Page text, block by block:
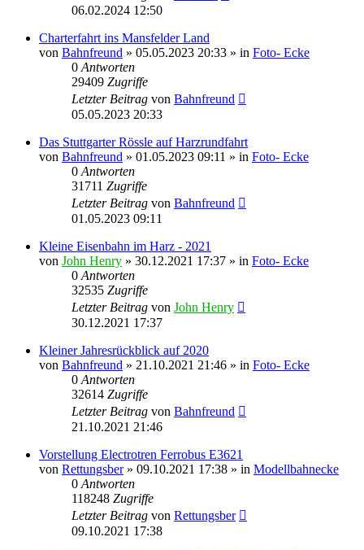
06.02.2024 12:50
Charterfahrt ins Mansfelder Land
von Bahnfreund » 05.05.2023 20:33 » in Foto- Ecke
0 Antworten
29409 Zugriffe
Letzter Beitrag von Bahnfreund
05.05.2023 20:33
Das Stuttgarter Rössle auf Harzrundfahrt
von Bahnfreund » 01.05.2023 09:11 » in Foto- Ecke
0 Antworten
31711 Zugriffe
Letzter Beitrag von Bahnfreund
01.05.2023 09:11
Kleine Eisenbahn im Harz - 2021
von John Henry » 30.12.2021 17:37 » in Foto- Ecke
0 Antworten
32535 Zugriffe
Letzter Beitrag von John Henry
30.12.2021 17:37
Kleiner Jahresrückblick auf 2020
von Bahnfreund » 21.10.2021 21:46 » in Foto- Ecke
0 Antworten
32614 Zugriffe
Letzter Beitrag von Bahnfreund
21.10.2021 21:46
Vorstellung Electrotren Ferrobus E3621
von Rettungsber» 09.10.2021 17:38 » in Modellbahnecke
0 Antworten
118248 Zugriffe
Letzter Beitrag von Rettungsber
09.10.2021 17:38